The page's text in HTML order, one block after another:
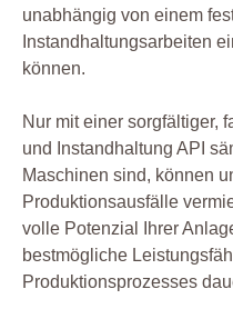
unabhängig von einem
Instandhaltungsarbeiten
können.
Nur mit einer sorgfältiger,
und Instandhaltung API
Maschinen sind, können
Produktionsausfälle
volle Potenzial Ihrer
bestmögliche
Produktionsprozesses